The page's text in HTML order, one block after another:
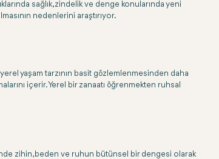
sağlık, zindelik ve denge konularında yeni
nedenlerini araştırıyor.
yaşam tarzının basit gözlemlenmesinden daha
içerir. Yerel bir zanaatı öğrenmekten ruhsal
zihin, beden ve ruhun bütünsel bir dengesi olarak